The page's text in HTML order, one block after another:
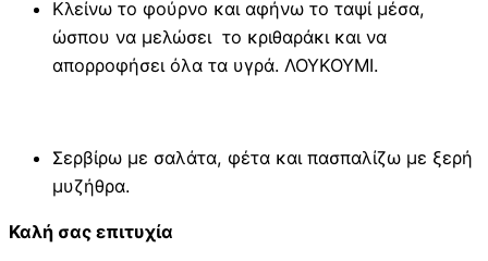
Κλείνω το φούρνο και αφήνω το ταψί μέσα,
ώσπου να μελώσει το κριθαράκι και να
απορροφήσει όλα τα υγρά. ΛΟΥΚΟΥΜΙ.
Σερβίρω με σαλάτα, φέτα και πασπαλίζω με ξερή
μυζήθρα.
Καλή σας επιτυχία